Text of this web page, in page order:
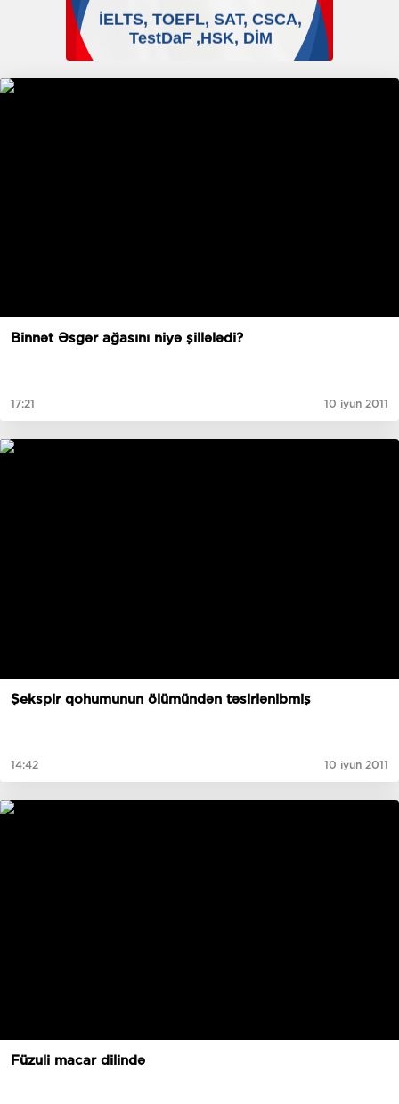
Binnət Əsgər ağasını niyə şillələdi?
17:21 10 iyun 2011
Şekspir qohumunun ölümündən təsirlənibmiş
14:42 10 iyun 2011
Füzuli macar dilində